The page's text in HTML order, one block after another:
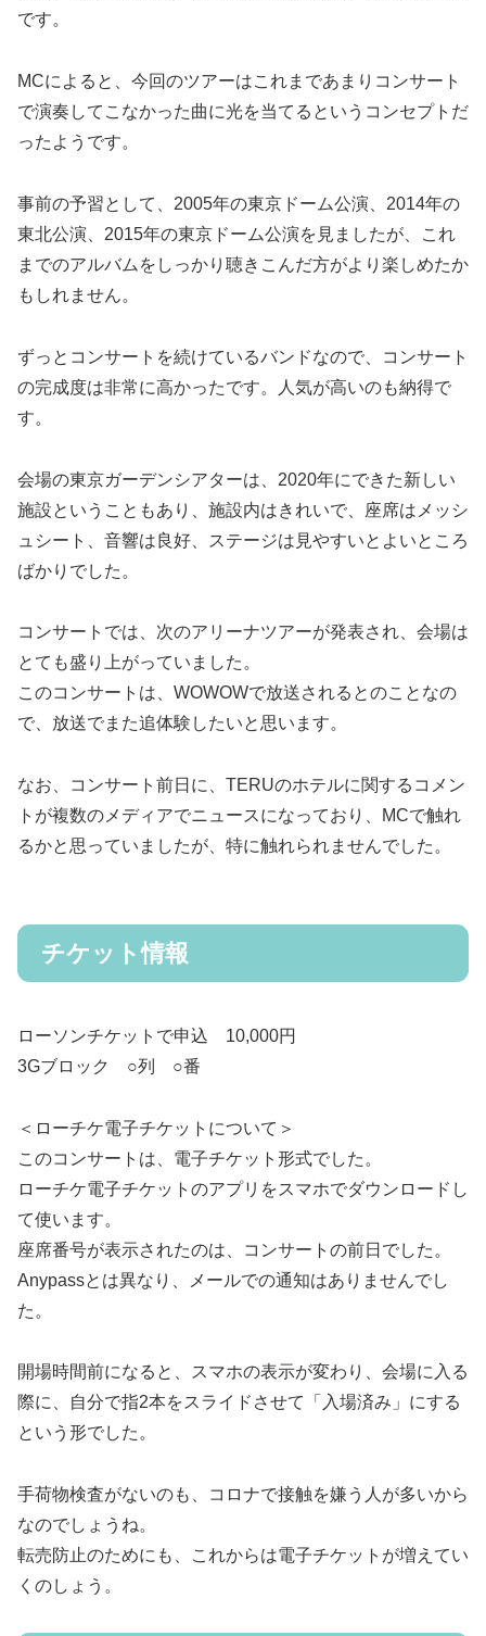
です。
MCによると、今回のツアーはこれまであまりコンサート
で演奏してこなかった曲に光を当てるというコンセプトだ
ったようです。
事前の予習として、2005年の東京ドーム公演、2014年の
東北公演、2015年の東京ドーム公演を見ましたが、これ
までのアルバムをしっかり聴きこんだ方がより楽しめたか
もしれません。
ずっとコンサートを続けているバンドなので、コンサート
の完成度は非常に高かったです。人気が高いのも納得で
す。
会場の東京ガーデンシアターは、2020年にできた新しい
施設ということもあり、施設内はきれいで、座席はメッシ
ュシート、音響は良好、ステージは見やすいとよいところ
ばかりでした。
コンサートでは、次のアリーナツアーが発表され、会場は
とても盛り上がっていました。
このコンサートは、WOWOWで放送されるとのことなの
で、放送でまた追体験したいと思います。
なお、コンサート前日に、TERUのホテルに関するコメン
トが複数のメディアでニュースになっており、MCで触れ
るかと思っていましたが、特に触れられませんでした。
チケット情報
ローソンチケットで申込 10,000円
3Gブロック ○列 ○番
＜ローチケ電子チケットについて＞
このコンサートは、電子チケット形式でした。
ローチケ電子チケットのアプリをスマホでダウンロードし
て使います。
座席番号が表示されたのは、コンサートの前日でした。
Anypassとは異なり、メールでの通知はありませんでし
た。
開場時間前になると、スマホの表示が変わり、会場に入る
際に、自分で指2本をスライドさせて「入場済み」にする
という形でした。
手荷物検査がないのも、コロナで接触を嫌う人が多いから
なのでしょうね。
転売防止のためにも、これからは電子チケットが増えてい
くのしょう。